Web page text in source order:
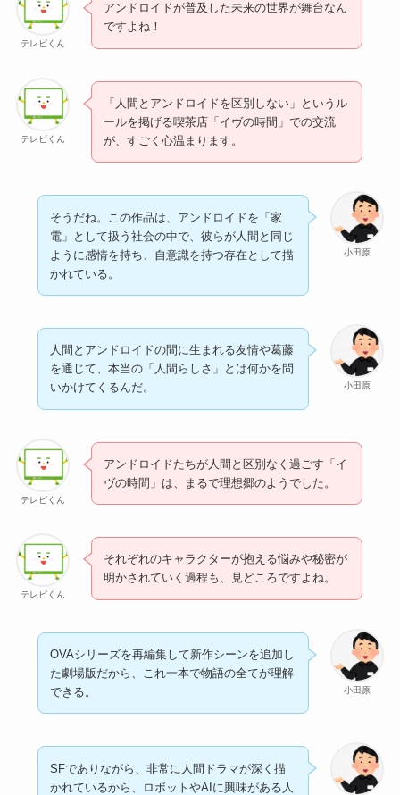
テレビくん
アンドロイドが普及した未来の世界が舞台なん
ですよね！
テレビくん
「人間とアンドロイドを区別しない」というル
ールを掲げる喫茶店「イヴの時間」での交流
が、すごく心温まります。
小田原
そうだね。この作品は、アンドロイドを「家
電」として扱う社会の中で、彼らが人間と同じ
ように感情を持ち、自意識を持つ存在として描
かれている。
小田原
人間とアンドロイドの間に生まれる友情や葛藤
を通じて、本当の「人間らしさ」とは何かを問
いかけてくるんだ。
テレビくん
アンドロイドたちが人間と区別なく過ごす「イ
ヴの時間」は、まるで理想郷のようでした。
テレビくん
それぞれのキャラクターが抱える悩みや秘密が
明かされていく過程も、見どころですよね。
小田原
OVAシリーズを再編集して新作シーンを追加し
た劇場版だから、これ一本で物語の全てが理解
できる。
SFでありながら、非常に人間ドラマが深く描
かれているから、ロボットやAIに興味がある人